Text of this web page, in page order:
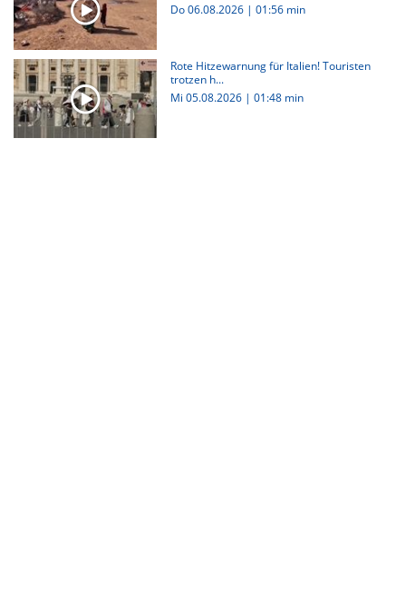
Do 06.08.2026 | 01:56 min
Rote Hitzewarnung für Italien! Touristen
trotzen h...
Mi 05.08.2026 | 01:48 min